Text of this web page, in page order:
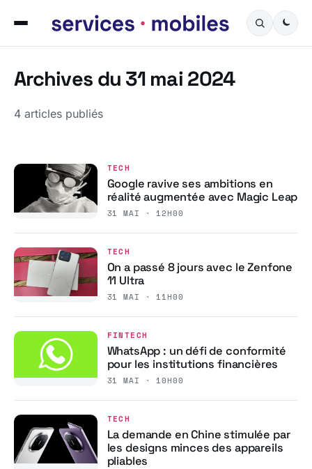
Archives du 31 mai 2024
4 articles publiés
TECH
Google ravive ses ambitions en
réalité augmentée avec Magic Leap
31 MAI · 12H00
TECH
On a passé 8 jours avec le Zenfone
11 Ultra
31 MAI · 11H00
FINTECH
WhatsApp : un défi de conformité
pour les institutions financières
31 MAI · 10H00
TECH
La demande en Chine stimulée par
les designs minces des appareils
pliables